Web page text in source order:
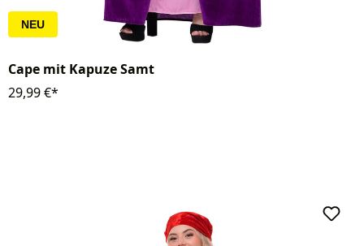
NEU
Cape mit Kapuze Samt
29,99 €*